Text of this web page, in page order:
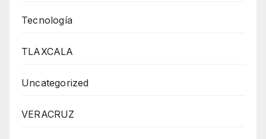
Tecnología
TLAXCALA
Uncategorized
VERACRUZ